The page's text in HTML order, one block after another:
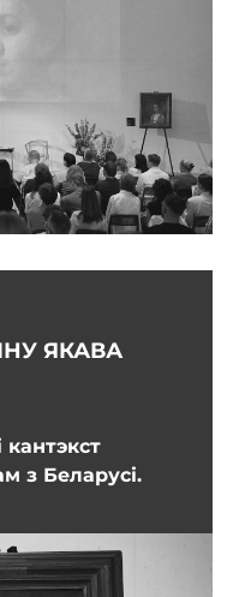
ЯКАВА
кантэкст
з Беларусі.